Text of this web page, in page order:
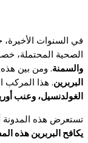
في السنوات الأخيرة،
الصحية المحتملة،
والسمنة. ومن بين هذه
البربرين. هذا المركب
الغولدنسيل، وعنب
تستعرض هذه المدونة
يكافح البربرين هذه